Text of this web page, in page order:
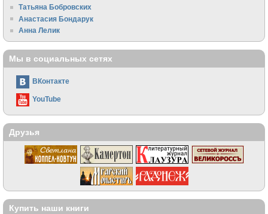
Татьяна Бобровских
Анастасия Бондарук
Анна Лелик
Мы в социальных сетях
ВКонтакте
YouTube
Друзья
Купить наши книги